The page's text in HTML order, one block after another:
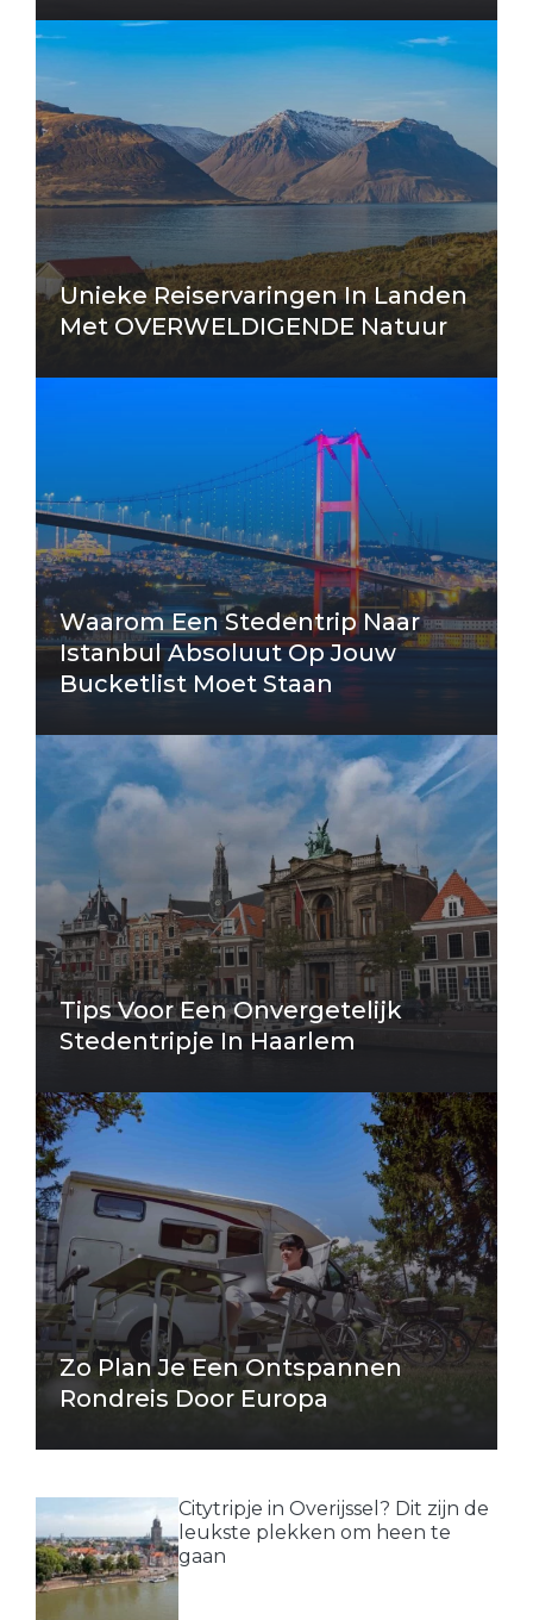
Unieke Reiservaringen In Landen
Met OVERWELDIGENDE Natuur
Waarom Een Stedentrip Naar
Istanbul Absoluut Op Jouw
Bucketlist Moet Staan
Tips Voor Een Onvergetelijk
Stedentripje In Haarlem
Zo Plan Je Een Ontspannen
Rondreis Door Europa
Citytripje in Overijssel? Dit zijn de
leukste plekken om heen te
gaan